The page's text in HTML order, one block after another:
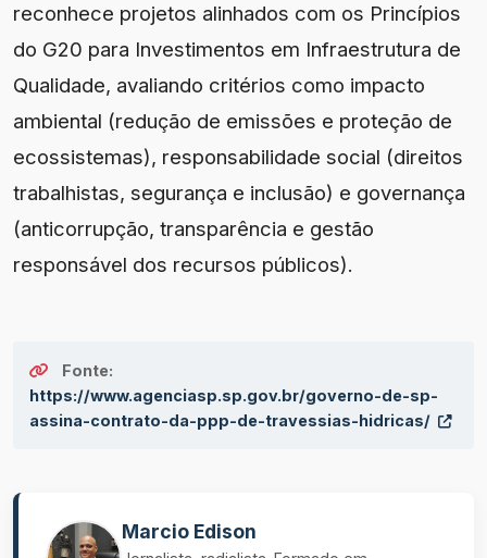
reconhece projetos alinhados com os Princípios
do G20 para Investimentos em Infraestrutura de
Qualidade, avaliando critérios como impacto
ambiental (redução de emissões e proteção de
ecossistemas), responsabilidade social (direitos
trabalhistas, segurança e inclusão) e governança
(anticorrupção, transparência e gestão
responsável dos recursos públicos).
Fonte:
https://www.agenciasp.sp.gov.br/governo-de-sp-
assina-contrato-da-ppp-de-travessias-hidricas/
Marcio Edison